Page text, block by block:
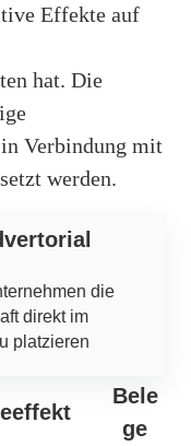
Effekte auf
hat. Die
Verbindung mit
werden.
die
direkt im
platzieren
Bele
ge